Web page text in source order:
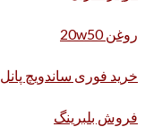
روغن 20w50
خرید فوری ساندویچ پانل
فروش بلبرینگ